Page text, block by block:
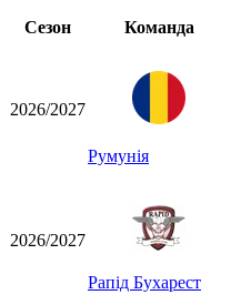
Сезон
Команда
2026/2027
Румунія
2026/2027
Рапід Бухарест